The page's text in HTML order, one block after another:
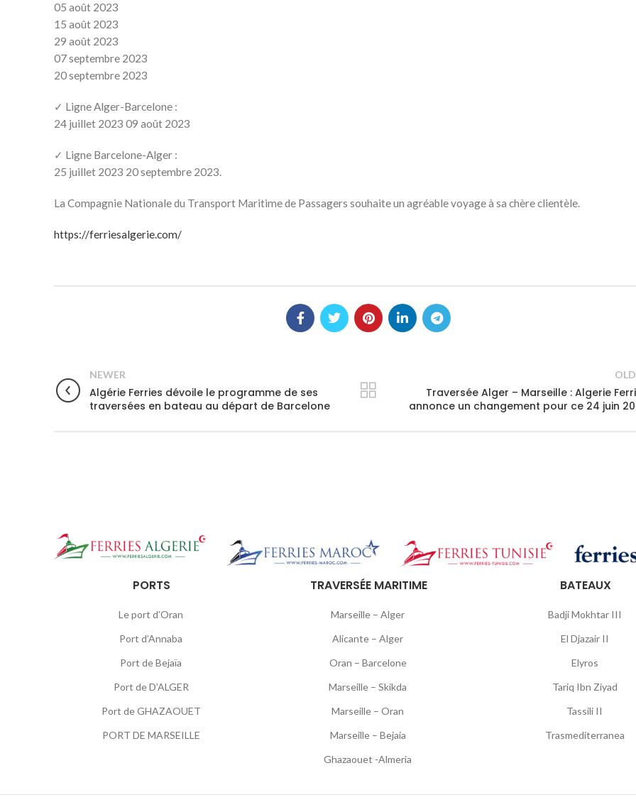
05 août 2023
15 août 2023
29 août 2023
07 septembre 2023
20 septembre 2023
✓ Ligne Alger-Barcelone :
24 juillet 2023 09 août 2023
✓ Ligne Barcelone-Alger :
25 juillet 2023 20 septembre 2023.
La Compagnie Nationale du Transport Maritime de Passagers souhaite un agréable voyage à sa chère clientèle.
https://ferriesalgerie.com/
NEWER
Algérie Ferries dévoile le programme de ses
traversées en bateau au départ de Barcelone
Traversée Alger – Marseille : Algerie
annonce un changement pour ce 24 juin
PORTS
Le port d’Oran
Port d’Annaba
Port de Bejaïa
Port de D’ALGER
Port de GHAZAOUET
PORT DE MARSEILLE
TRAVERSÉE MARITIME
Marseille – Alger
Alicante – Alger
Oran – Barcelone
Marseille – Skikda
Marseille – Oran
Marseille – Bejaia
Ghazaouet -Almeria
BATEAUX
Badji Mokhtar III
El Djazair II
Elyros
Tariq Ibn Ziyad
Tassili II
Trasmediterranea